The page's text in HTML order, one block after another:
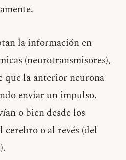
la información en
(neurotransmisores),
que la anterior neurona
enviar un impulso.
o bien desde los
cerebro o al revés (del